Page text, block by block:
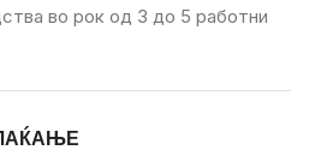
во рок од 3 до 5 работни